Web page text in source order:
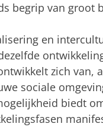
begrip van groot
en
zich van,
sociale
biedt